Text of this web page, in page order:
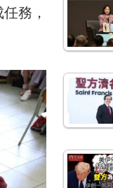
務，